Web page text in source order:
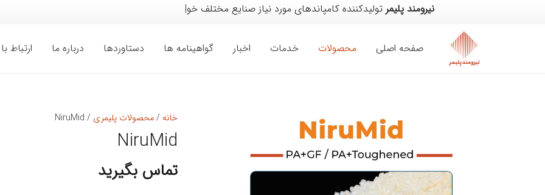
نیرومند پلیمر تولیدکننده کامپاندهای مورد نیاز صنایع مختلف خودرو، لواز
صفحه اصلی محصولات خدمات اخبار گواهینامه ها دستاوردها درباره ما ارتباط
خانه /محصولات پلیمری / NiruMid
NiruMid
تماس بگیرید